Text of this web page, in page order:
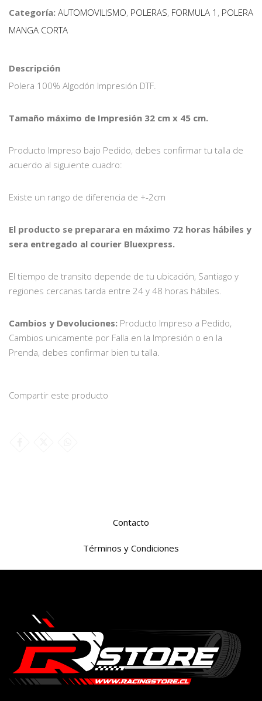
Categoría: AUTOMOVILISMO, POLERAS, FORMULA 1 , POLERA
MANGA CORTA
Descripción
Polera 100% Algodón Impresión DTF.
Tamaño máximo de Impresión 32 cm x 45 cm.
Producto Impreso bajo Pedido, debes confirmar tu talla de
acuerdo al siguiente cuadro:
Existe un rango de diferencia de +-2cm
El producto se preparara en máximo 72 horas hábiles y
sera entregado al courier Bluexpress.
El tiempo de transito depende de tu ubicación, Santiago y
regiones cercanas tarda entre 24 y 48 horas hábiles.
Cambios y Devoluciones: Producto Impreso a Pedido,
Cambios unicamente por Falla en la Impresión o en la
Prenda, debes confirmar bien tu talla.
Compartir este producto
Contacto
Términos y Condiciones